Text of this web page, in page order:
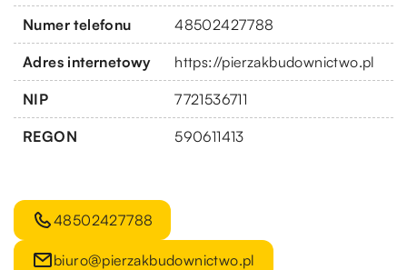
Numer telefonu 48502427788
Adres internetowy https://pierzakbudownictwo.pl
NIP 7721536711
REGON 590611413
48502427788
biuro@pierzakbudownictwo.pl